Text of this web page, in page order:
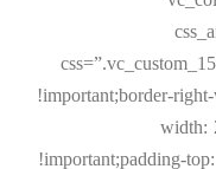
!important;border-
width:
!important;padding-